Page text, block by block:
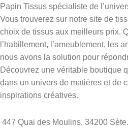
Papin Tissus spécialiste de
Vous trouverez sur notre site de
choix de tissus aux meilleurs prix.
l’habillement, l’ameublement, les
nous avons la solution pour
Découvrez une véritable boutique
dans un univers de matières et de
inspirations créatives.
447 Quai des Moulins, 34200 Sète.